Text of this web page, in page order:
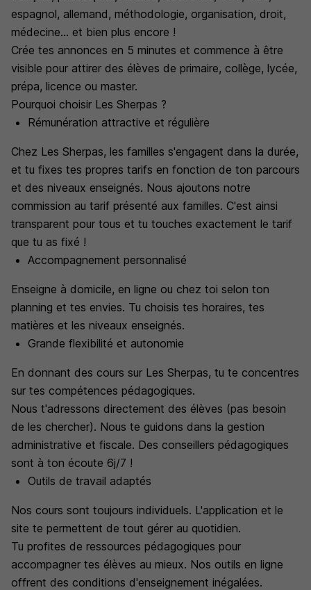
espagnol, allemand, méthodologie, organisation, droit,
médecine... et bien plus encore !
Crée tes annonces en 5 minutes et commence à être
visible pour attirer des élèves de primaire, collège, lycée,
prépa, licence ou master.
Pourquoi choisir Les Sherpas ?
Rémunération attractive et régulière
Chez Les Sherpas, les familles s'engagent dans la durée,
et tu fixes tes propres tarifs en fonction de ton parcours
et des niveaux enseignés. Nous ajoutons notre
commission au tarif présenté aux familles. C'est ainsi
transparent pour tous et tu touches exactement le tarif
que tu as fixé !
Accompagnement personnalisé
Enseigne à domicile, en ligne ou chez toi selon ton
planning et tes envies. Tu choisis tes horaires, tes
matières et les niveaux enseignés.
Grande flexibilité et autonomie
En donnant des cours sur Les Sherpas, tu te concentres
sur tes compétences pédagogiques.
Nous t'adressons directement des élèves (pas besoin
de les chercher). Nous te guidons dans la gestion
administrative et fiscale. Des conseillers pédagogiques
sont à ton écoute 6j/7 !
Outils de travail adaptés
Nos cours sont toujours individuels. L'application et le
site te permettent de tout gérer au quotidien.
Tu profites de ressources pédagogiques pour
accompagner tes élèves au mieux. Nos outils en ligne
offrent des conditions d'enseignement inégalées.